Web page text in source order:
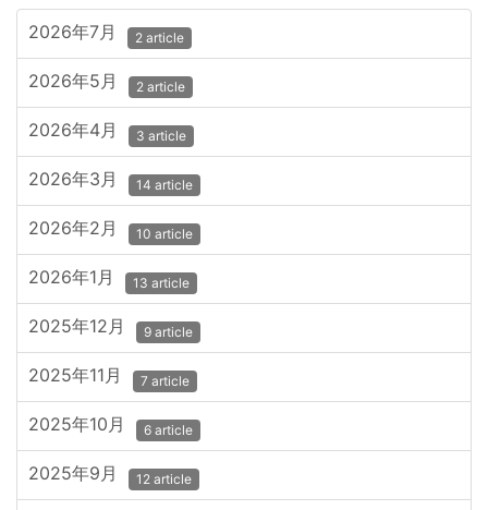
2026年7月 2 article
2026年5月 2 article
2026年4月 3 article
2026年3月 14 article
2026年2月 10 article
2026年1月 13 article
2025年12月 9 article
2025年11月 7 article
2025年10月 6 article
2025年9月 12 article